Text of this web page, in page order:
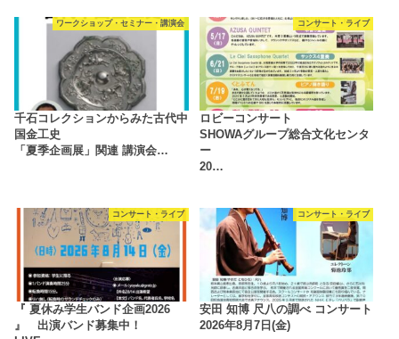
ワークショップ・セミナー・講演会
千石コレクションからみた古代中
国金工史
「夏季企画展」関連 講演会…
コンサート・ライブ
ロビーコンサート
SHOWAグループ総合文化センタ
ー
20…
コンサート・ライブ
『 夏休み学生バンド企画2026
』 出演バンド募集中！
コンサート・ライブ
安田 知博 尺八の調べ コンサート
2026年8月7日(金)